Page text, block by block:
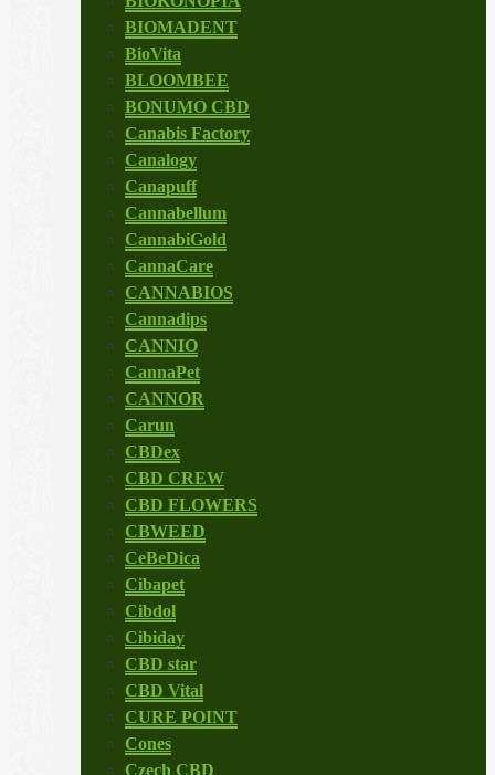
BIOMADENT
BioVita
BLOOMBEE
BONUMO CBD
Canabis Factory
Canalogy
Canapuff
Cannabellum
CannabiGold
CannaCare
CANNABIOS
Cannadips
CANNIO
CannaPet
CANNOR
Carun
CBDex
CBD CREW
CBD FLOWERS
CBWEED
CeBeDica
Cibapet
Cibdol
Cibiday
CBD star
CBD Vital
CURE POINT
Cones
Czech CBD